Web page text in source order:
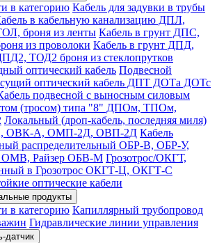
в категорию Кабель для задувки в трубы
в кабельную канализацию ДПЛ,
броня из ленты Кабель в грунт ДПС,
из проволоки Кабель в грунт ДПД,
ТОД2 броня из стеклопрутков
оптический кабель Подвесной
оптический кабель ДПТ ДОТа ДОТс
подвесной с выносным силовым
(тросом) типа "8" ДПОм, ТПОм,
Локальный (дроп-кабель, последняя миля)
ОВК-А, ОМП-2Д, ОВП-2Д Кабель
распределительный ОБР-В, ОБР-У,
ОМВ, Райзер ОБВ-М Грозотрос/ОКГТ,
в Грозотрос ОКГТ-Ц, ОКГТ-С
оптические кабели
продукты
в категорию Капиллярный трубопровод
Гидравлические линии управления
датчик